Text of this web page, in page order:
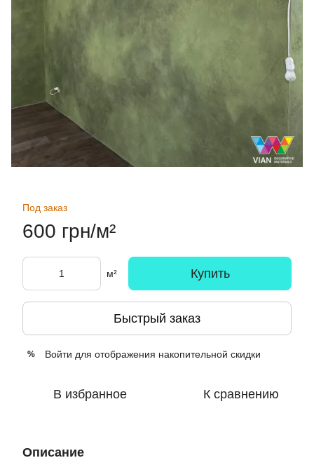
Под заказ
600 грн/м²
м² Купить
Быстрый заказ
% Войти для отображения накопительной скидки
В избранное К сравнению
Описание